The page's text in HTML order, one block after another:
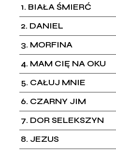
1 BIAŁA ŚMIERĆ
2 DANIEL
3 MORFINA
4 MAM CIĘ NA OKU
5 CAŁUJ MNIE
6 CZARNY JIM
7 DOR SELEKSZYN
8 JEZUS